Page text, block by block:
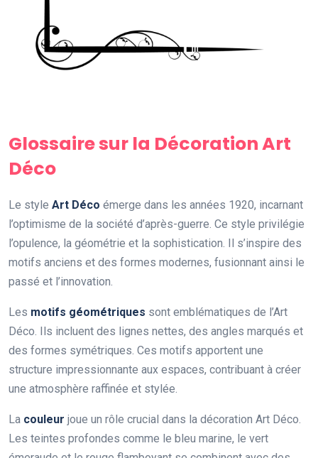
Glossaire sur la Décoration Art
Déco
Le style Art Déco émerge dans les années 1920, incarnant
l’optimisme de la société d’après-guerre. Ce style privilégie
l’opulence, la géométrie et la sophistication. Il s’inspire des
motifs anciens et des formes modernes, fusionnant ainsi le
passé et l’innovation.
Les motifs géométriques sont emblématiques de l’Art
Déco. Ils incluent des lignes nettes, des angles marqués et
des formes symétriques. Ces motifs apportent une
structure impressionnante aux espaces, contribuant à créer
une atmosphère raffinée et stylée.
La couleur joue un rôle crucial dans la décoration Art Déco.
Les teintes profondes comme le bleu marine, le vert